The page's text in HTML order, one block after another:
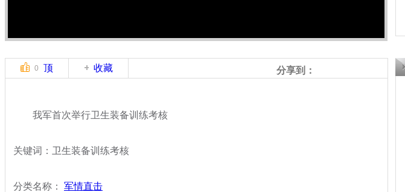
0 顶 收藏 分享到：
我军首次举行卫生装备训练考核
关键词：卫生装备训练考核
分类名称： 军情直击